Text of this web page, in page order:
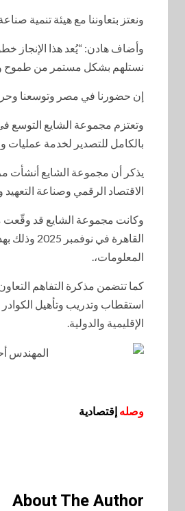
ونعتز بتعاوننا مع هيئة تنمية
وأضاف هادن: “يُعد هذا الإنجاز
نستلهم بشكل مستمر من طموح
إن حضورنا في مصر وتوسعنا
وتعتزم مجموعة الشايع التوسع
بالكامل للتصدير لخدمة عمليات
الاقتصاد الرقمي وصناعة
وكانت مجموعة الشايع قد وقّعت
القاهرة
المعلومات،.
كما تتضمن مذكرة التفاهم
استقطاب وتدريب وتأهيل
الإقليمية والدولية.
وصله إقتصادية
About The Author